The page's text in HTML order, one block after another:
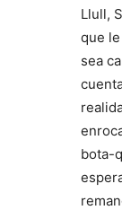
Llull,
que
sea
bota-